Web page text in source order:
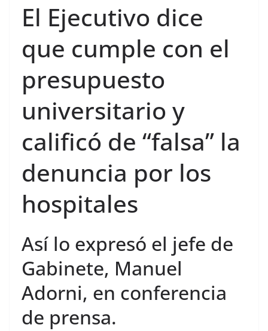
El Ejecutivo dice
que cumple con el
presupuesto
universitario y
calificó de “falsa” la
denuncia por los
hospitales
Así lo expresó el jefe de
Gabinete, Manuel
Adorni, en conferencia
de prensa.